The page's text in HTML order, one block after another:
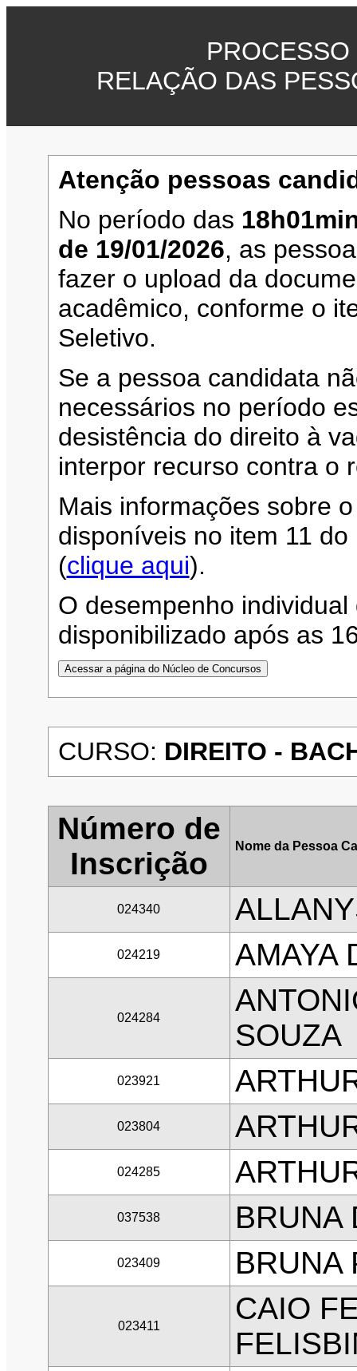
RELAÇÃO DAS
Atenção pessoas
No período das
de 19/01/2026, as
fazer o upload da
acadêmico, conforme o
Seletivo.
Se a pessoa candidata
necessários no período
desistência do direito à
interpor recurso contra o
Mais informações sobre
disponíveis no item 11
(clique aqui).
O desempenho
disponibilizado após as
CURSO: DIREITO -
Número de
Inscrição
Nome da Pessoa
024340
024219 AMAYA
024284
SOUZA
023921
023804
024285
037538 BRUNA
023409 BRUNA
023411
CAIO